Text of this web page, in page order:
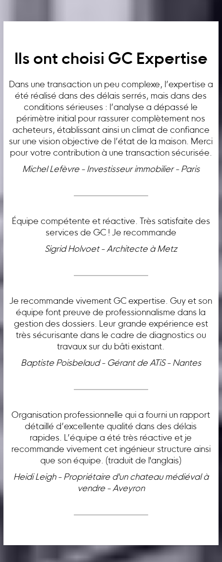
Ils ont choisi GC Expertise
Dans une transaction un peu complexe, l’expertise a
été réalisé dans des délais serrés, mais dans des
conditions sérieuses : l’analyse a dépassé le
périmètre initial pour rassurer complètement nos
acheteurs, établissant ainsi un climat de confiance
sur une vision objective de l’état de la maison. Merci
pour votre contribution à une transaction sécurisée.
Michel Lefèvre - Investisseur immobilier - Paris
Équipe compétente et réactive. Très satisfaite des
services de GC ! Je recommande
Sigrid Holvoet - Architecte à Metz
Je recommande vivement GC expertise. Guy et son
équipe font preuve de professionnalisme dans la
gestion des dossiers. Leur grande expérience est
très sécurisante dans le cadre de diagnostics ou
travaux sur du bâti existant.
Baptiste Poisbelaud - Gérant de ATiS - Nantes
Organisation professionnelle qui a fourni un rapport
détaillé d’excellente qualité dans des délais
rapides. L’équipe a été très réactive et je
recommande vivement cet ingénieur structure ainsi
que son équipe. (traduit de l'anglais)
Heidi Leigh - Propriétaire d'un chateau médiéval à
vendre - Aveyron